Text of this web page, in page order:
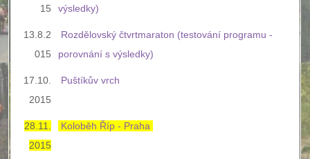
15
výsledky)
13.8.2
015
Rozdělovský čtvrtmaraton (testování programu -
porovnání s výsledky)
17.10.
2015
Puštíkův vrch
28.11.
2015
Koloběh Říp - Praha